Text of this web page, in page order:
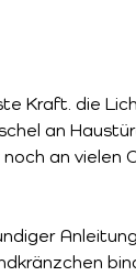
Kraft. die
an
an vielen